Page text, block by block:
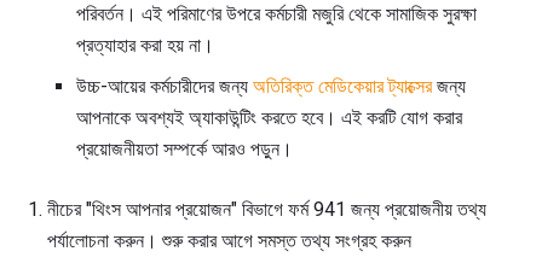
পরিবর্তন। এই পরিমাণের উপরে কর্মচারী মজুরি থেকে সামাজিক সুরক্ষা
প্রত্যাহার করা হয় না।
উচ্চ-আয়ের কর্মচারীদের জন্য অতিরিক্ত মেডিকেয়ার ট্যাক্সেরজন্য
আপনাকে অবশ্যই অ্যাকাউন্টিং করতে হবে। এই করটি যোগ করার
প্রয়োজনীয়তা সম্পর্কে আরও পড়ুন।
নীচের "থিংস আপনার প্রয়োজন" বিভাগে ফর্ম 941 জন্য প্রয়োজনীয় তথ্য
পর্যালোচনা করুন। শুরু করার আগে সমস্ত তথ্য সংগ্রহ করুন